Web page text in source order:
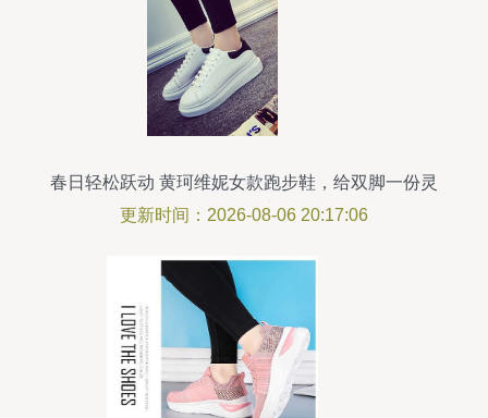
春日轻松跃动 黄珂维妮女款跑步鞋，给双脚一份灵
动的自由
更新时间：2026-08-06 20:17:06